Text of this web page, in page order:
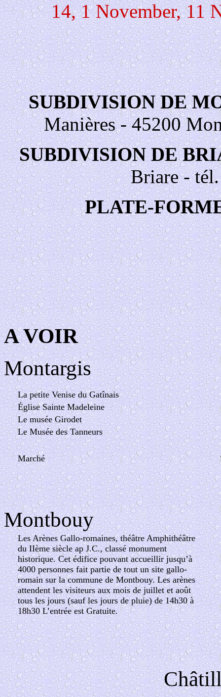
14, 1 November, 11
SUBDIVISION DE
Manières - 45200
SUBDIVISION DE
Briare -
PLATE-
A VOIR
Montargis
La petite Venise du Gatînais
Église Sainte Madeleine
Le musée Girodet
Le Musée des Tanneurs
Marché
Montbouy
Les Arènes Gallo-romaines, théâtre Amphithéâtre
du IIème siècle ap J.C., classé monument
historique. Cet édifice pouvant accueillir jusqu’à
4000 personnes fait partie de tout un site gallo-
romain sur la commune de Montbouy. Les arènes
attendent les visiteurs aux mois de juillet et août
tous les jours (sauf les jours de pluie) de 14h30 à
18h30 L’entrée est Gratuite.